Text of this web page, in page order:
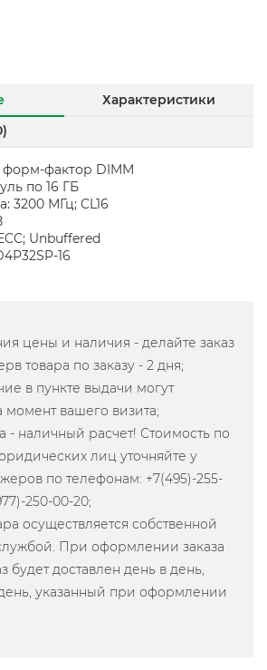
Характеристики
форм-фактор DIMM
по 16 ГБ
3200 МГц; CL16
Unbuffered
16
цены и наличия - делайте заказ
товара по заказу - 2 дня;
в пункте выдачи могут
момент вашего визита;
- наличный расчет! Стоимость по
лиц уточняйте у
по телефонам: +7(495)-255-
250-00-20;
осуществляется собственной
При оформлении заказа
будет доставлен день в день,
указанный при оформлении